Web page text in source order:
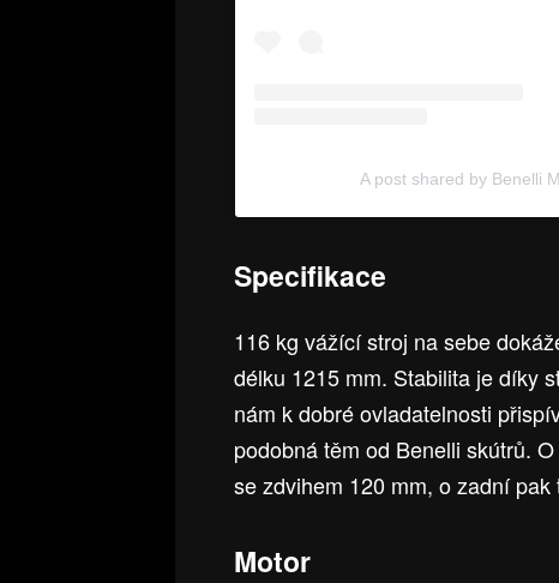
A post shared by Benelli
Specifikace
116 kg vážící stroj na sebe
délku 1215 mm. Stabilita je díky
nám k dobré ovladatelnosti
podobná těm od Benelli skútrů.
se zdvihem 120 mm, o zadní
Motor